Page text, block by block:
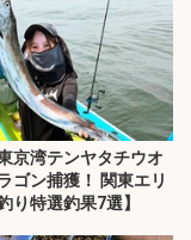
京湾テンヤタチウオ
ゴン捕獲！ 関東エリ
り特選釣果7選】